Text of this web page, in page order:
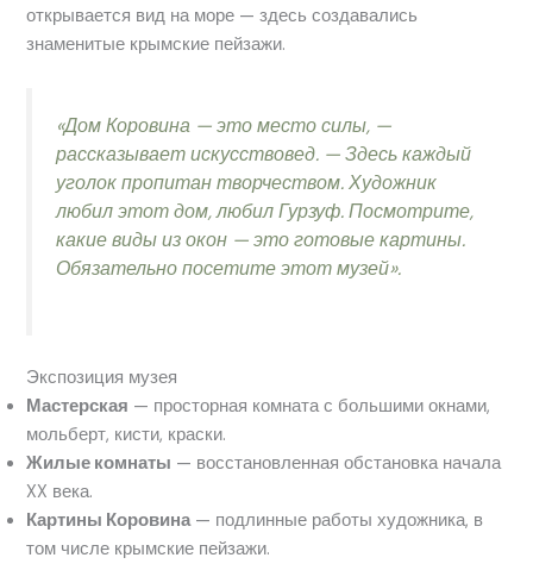
открывается вид на море — здесь создавались
знаменитые крымские пейзажи.
«Дом Коровина — это место силы, —
рассказывает искусствовед. — Здесь каждый
уголок пропитан творчеством. Художник
любил этот дом, любил Гурзуф. Посмотрите,
какие виды из окон — это готовые картины.
Обязательно посетите этот музей».
Экспозиция музея
Мастерская — просторная комната с большими окнами,
мольберт, кисти, краски.
Жилые комнаты — восстановленная обстановка начала
XX века.
Картины Коровина— подлинные работы художника, в
том числе крымские пейзажи.